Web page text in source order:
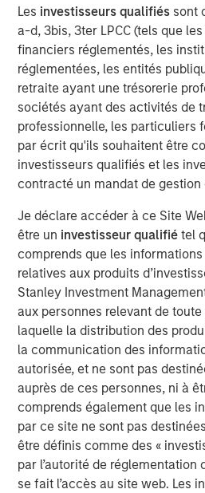
Les investisseurs qualifiés sont
a-d, 3bis, 3ter LPCC (tels que
financiers réglementés, les
réglementées, les entités
retraite ayant une trésorerie
sociétés ayant des activités de
professionnelle, les particuliers
par écrit qu'ils souhaitent être
investisseurs qualifiés et les
contracté un mandat de
Je déclare accéder à ce Site
être un investisseur qualifiétel
comprends que les
relatives aux produits
Stanley Investment
aux personnes relevant de
laquelle la distribution des
la communication des
autorisée, et ne sont pas
auprès de ces personnes, ni à
comprends également que les
par ce site ne sont pas
être définis comme des «
par l’autorité de réglementation
se fait l’accès au site web. Les
The International Equity team
investment process based on
bottom-up stock selection. They
route to attractive long-term
compounding and providing
participation.
Idées liées
GLOBAL EQUITY OBSERVER
When it seems there is
GLOBAL EQUITY OBSERVER
Exchanges: the quiet
modern markets
GLOBAL EQUITY OBSERVER
Places boursières :
des marchés modernes